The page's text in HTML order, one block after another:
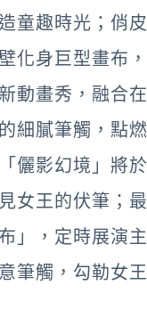
童趣時光；俏
化身巨型畫布
動畫秀，融合
細膩筆觸，點
儷影幻境」將
女王的伏筆；
」，定時展演
筆觸，勾勒女